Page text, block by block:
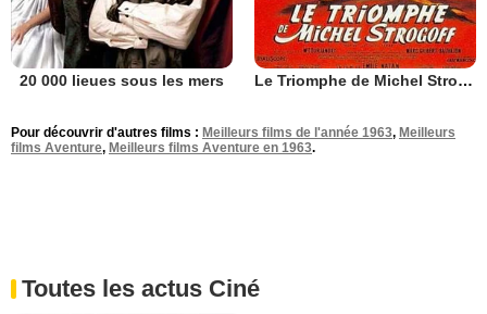
20 000 lieues sous les mers Le Triomphe de Michel Strogoff
Pour découvrir d'autres films : Meilleurs films de l'année 1963, Meilleurs
films Aventure, Meilleurs films Aventure en 1963.
Toutes les actus Ciné